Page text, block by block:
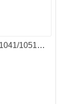
Жгут проводов двигателя E3 FAW 1041/1051 E3